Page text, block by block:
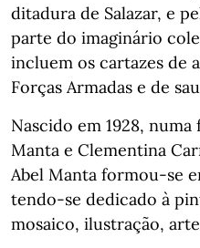
ditadura de Salazar, e
parte do imaginário
incluem os cartazes de
Forças Armadas e de
Nascido em 1928,
Manta e Clementina
Abel Manta formou-se
tendo-se dedicado à
mosaico, ilustração,